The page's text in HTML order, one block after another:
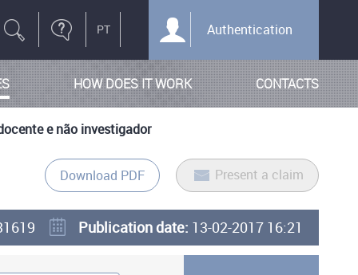
Authentication
HOW DOES IT WORK CONTACTS
e não investigador
Present a claim
Download PDF
Publication date: 13-02-2017 16:21